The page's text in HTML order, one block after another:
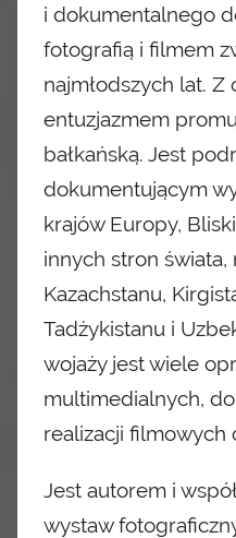
i dokumentalnego
fotografią i filmem
najmłodszych lat.
entuzjazmem
bałkańską. Jest
dokumentującym
krajów Europy,
innych stron świata,
Kazachstanu,
Tadżykistanu i
wojaży jest wiele
multimedialnych,
realizacji filmowych
Jest autorem i
wystaw